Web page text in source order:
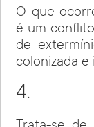
O que
é um
de
colonizada
4.